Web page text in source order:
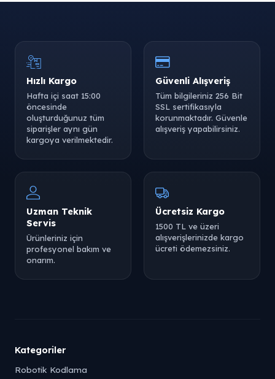
Hızlı Kargo
Hafta içi saat 15:00
öncesinde
oluşturduğunuz tüm
siparişler aynı gün
kargoya verilmektedir.
Güvenli Alışveriş
Tüm bilgileriniz 256 Bit
SSL sertifikasıyla
korunmaktadır. Güvenle
alışveriş yapabilirsiniz.
Uzman Teknik
Servis
Ürünleriniz için
profesyonel bakım ve
onarım.
Ücretsiz Kargo
1500 TL ve üzeri
alışverişlerinizde kargo
ücreti ödemezsiniz.
Kategoriler
Robotik Kodlama